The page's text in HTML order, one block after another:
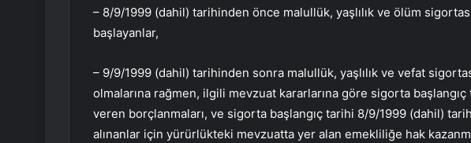
– 8/9/1999 (dahil) tarihinden önce malullük, yaşlılık ve ölüm
başlayanlar,
– 9/9/1999 (dahil) tarihinden sonra malullük, yaşlılık ve vefat
olmalarına rağmen, ilgili mevzuat kararlarına göre sigorta başlangıç
veren borçlanmaları, ve sigorta başlangıç ​​tarihi 8/9/1999 (dahil)
alınanlar için yürürlükteki mevzuatta yer alan emekliliğe hak